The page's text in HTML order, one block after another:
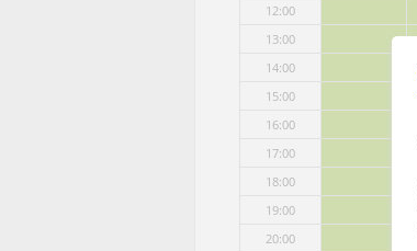
12:00
13:00
14:00
15:00
16:00
17:00
18:00
19:00
20:00